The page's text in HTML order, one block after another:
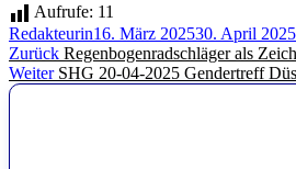
Aufrufe: 11
Autor
RedakteurinVeröffentlicht
am
16. März 202530. April 2025
Beitragsnavigation
Zurück Vorheriger
Beitrag:
Regenbogenradschläger als
Weiter Nächster
SHG 20-04-2025 Gendertreff